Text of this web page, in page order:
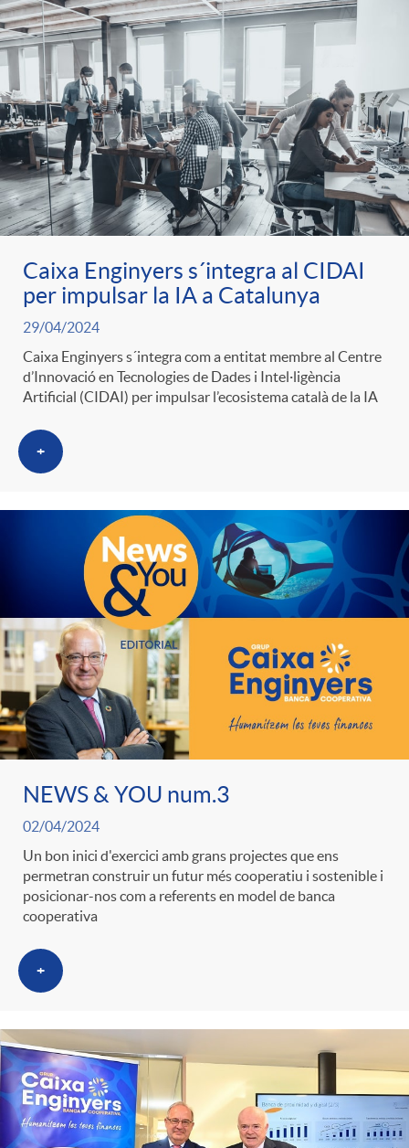
g
o
r
i
a
s
Caixa Enginyers s´integra al CIDAI
per impulsar la IA a Catalunya
29/04/2024
Caixa Enginyers s´integra com a entitat membre al Centre
d’Innovació en Tecnologies de Dades i Intel·ligència
Artificial (CIDAI) per impulsar l’ecosistema català de la IA
+
NEWS & YOU num.3
02/04/2024
Un bon inici d'exercici amb grans projectes que ens
permetran construir un futur més cooperatiu i sostenible i
posicionar-nos com a referents en model de banca
cooperativa
+